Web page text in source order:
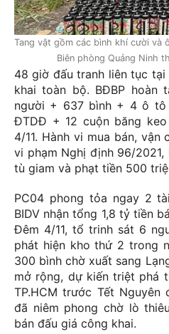
Tang vật gồm các bình khí cười và
Biên phòng Quảng Ninh
48 giờ đấu tranh liên tục
khai toàn bộ. BĐBP hoàn
người + 637 bình + 4 ô
ĐTDĐ + 12 cuộn băng
4/11. Hành vi mua bán,
vi phạm Nghị định 96/
tù giam và phạt tiền 500
PC04 phong tỏa ngay 2
BIDV nhận tổng 1,8 tỷ tiền
Đêm 4/11, tổ trinh sát 6
phát hiện kho thứ 2 trong
300 bình chờ xuất sang
mở rộng, dự kiến triệt phá
TP.HCM trước Tết Nguyên
đã niêm phong chờ lò
bán đấu giá công khai.